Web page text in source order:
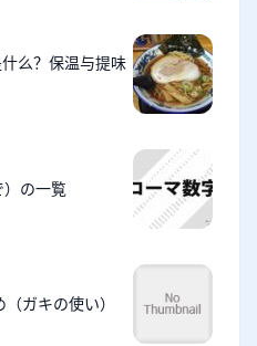
么？保温与提味
の一覧
ガキの使い）